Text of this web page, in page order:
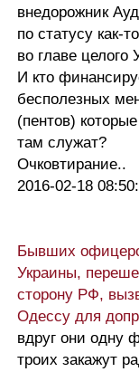
внедорожник
по статусу как-
во главе целого
И кто
бесполезных
(пентов)
там служат?
Очковтирание..
2016-02-18
Бывших
Украины,
сторону РФ,
Одессу для
вдруг они одну
троих закажут